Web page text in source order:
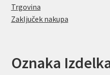
Trgovina
Zaključek nakupa
Oznaka